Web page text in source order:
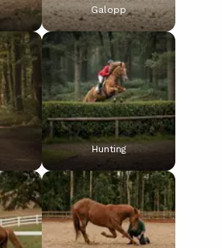
Galopp
Hunting